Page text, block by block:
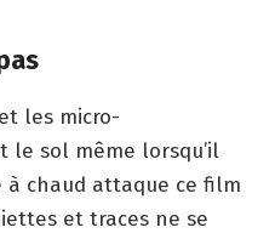
les micro-
le sol même lorsqu’il
à chaud attaque ce film
et traces ne se